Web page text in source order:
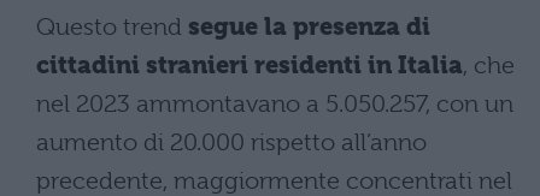
Questo trend segue la presenza di
cittadini stranieri residenti in Italia, che
nel 2023 ammontavano a 5.050.257, con un
aumento di 20.000 rispetto all’anno
precedente, maggiormente concentrati nel